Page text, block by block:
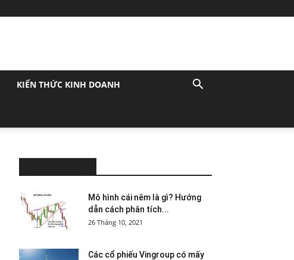
KIẾN THỨC KINH DOANH
Mô hình cái nêm là gì? Hướng
dẫn cách phân tích...
26 Tháng 10, 2021
Các cổ phiếu Vingroup có mấy